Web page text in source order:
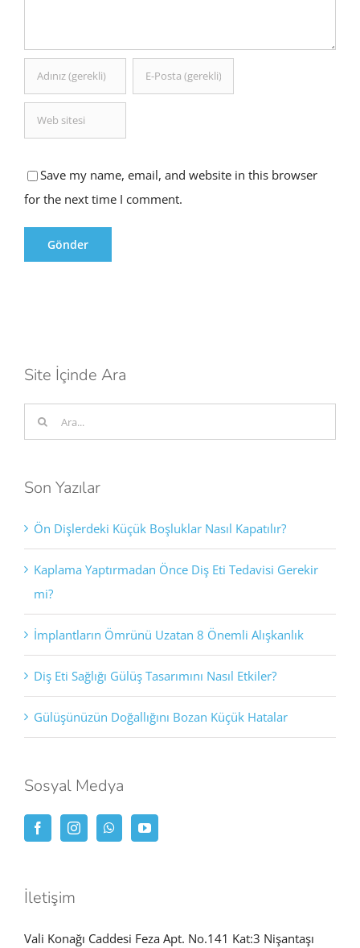
Save my name, email, and website in this browser
for the next time I comment.
Site İçinde Ara
Ara:
Son Yazılar
Ön Dişlerdeki Küçük Boşluklar Nasıl Kapatılır?
Kaplama Yaptırmadan Önce Diş Eti Tedavisi Gerekir
mi?
İmplantların Ömrünü Uzatan 8 Önemli Alışkanlık
Diş Eti Sağlığı Gülüş Tasarımını Nasıl Etkiler?
Gülüşünüzün Doğallığını Bozan Küçük Hatalar
Sosyal Medya
İletişim
Vali Konağı Caddesi Feza Apt. No.141 Kat:3 Nişantaşı